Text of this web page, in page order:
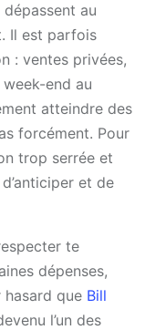
dépassent au
Il est parfois
: ventes privées,
end au
atteindre des
forcément. Pour
trop serrée et
et de
te
dépenses,
hasard que Bill
l’un des